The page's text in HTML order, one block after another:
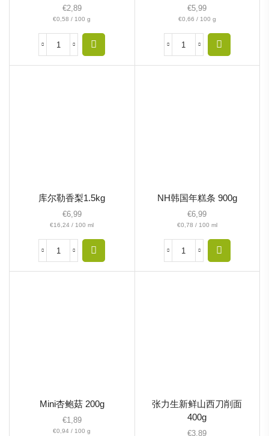
€2,89
€0,58 / 100 g
€5,99
€0,66 / 100 g
库尔勒香梨1.5kg
€6,99
€16,24 / 100 ml
NH韩国年糕条 900g
€6,99
€0,78 / 100 ml
Mini杏鲍菇 200g
€1,89
€0,94 / 100 g
张力生新鲜山西刀削面
400g
€3,89